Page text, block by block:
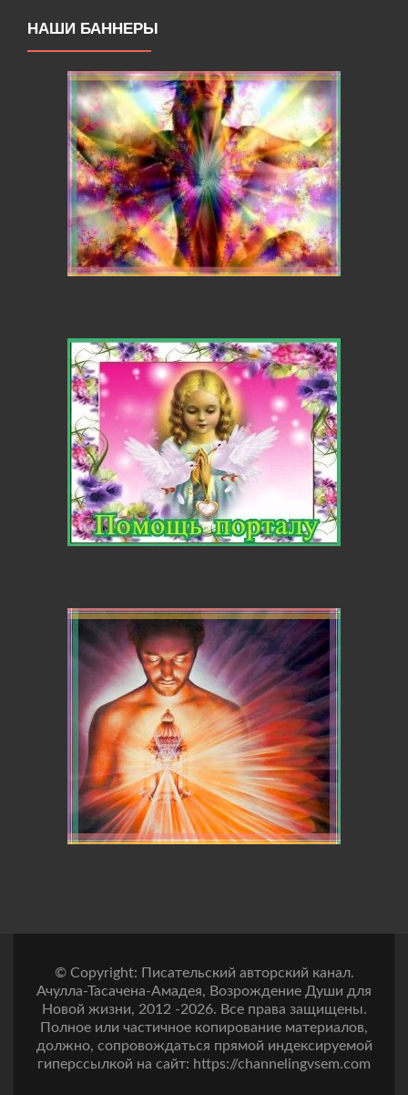
НАШИ БАННЕРЫ
© Copyright: Писательский авторский канал.
Ачулла-Тасачена-Амадея, Возрождение Души для
Новой жизни, 2012 -2026. Все права защищены.
Полное или частичное копирование материалов,
должно, сопровождаться прямой индексируемой
гиперссылкой на сайт: https://channelingvsem.com